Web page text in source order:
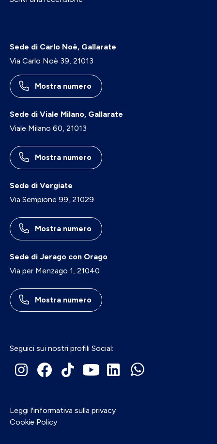
Sede di Carlo Noè, Gallarate
Via Carlo Noè 39, 21013
Mostra numero
Sede di Viale Milano, Gallarate
Viale Milano 60, 21013
Mostra numero
Sede di Vergiate
Via Sempione 99, 21029
Mostra numero
Sede di Jerago con Orago
Via per Menzago 1, 21040
Mostra numero
Seguici sui nostri profili Social:
Leggi l'informativa sulla privacy
Cookie Policy